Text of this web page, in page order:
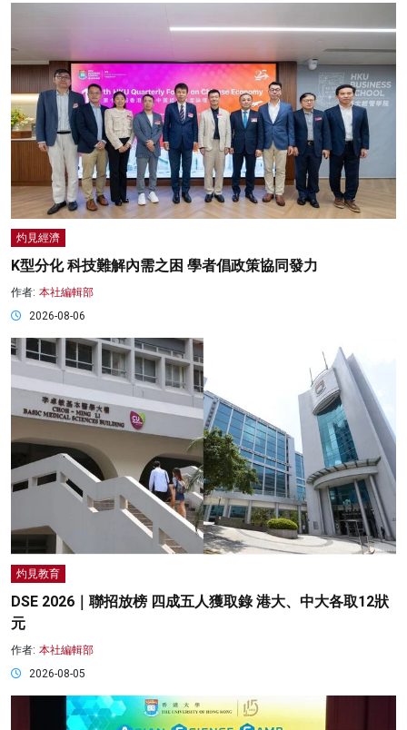
灼見經濟
K型分化 科技難解內需之困 學者倡政策協同發力
作者: 本社編輯部
2026-08-06
灼見教育
DSE 2026｜聯招放榜 四成五人獲取錄 港大、中大各取12狀
元
作者: 本社編輯部
2026-08-05